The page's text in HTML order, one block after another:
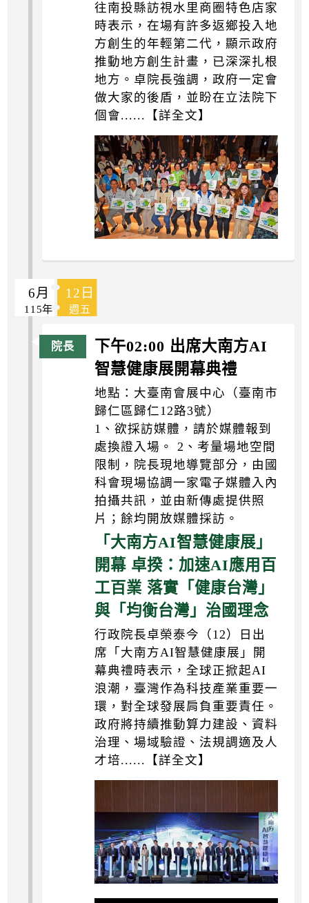
往南投縣訪視水里商圈特色店家
時表示，在場有許多返鄉投入地
方創生的年輕第二代，顯示政府
推動地方創生計畫，已深深扎根
地方。卓院長強調，政府一定會
做大家的後盾，並盼在立法院下
個會......【詳全文】
6月 12日
115年 週五
下午02:00 出席大南方AI
智慧健康展開幕典禮
地點：大臺南會展中心（臺南市
歸仁區歸仁12路3號）
1、欲採訪媒體，請於媒體報到
處換證入場。 2、考量場地空間
限制，院長現地導覽部分，由國
科會現場協調一家電子媒體入內
拍攝共訊，並由新傳處提供照
片；餘均開放媒體採訪。
「大南方AI智慧健康展」
開幕 卓揆：加速AI應用百
工百業 落實「健康台灣」
與「均衡台灣」治國理念
行政院長卓榮泰今（12）日出
席「大南方AI智慧健康展」開
幕典禮時表示，全球正掀起AI
浪潮，臺灣作為科技產業重要一
環，對全球發展肩負重要責任。
政府將持續推動算力建設、資料
治理、場域驗證、法規調適及人
才培......【詳全文】